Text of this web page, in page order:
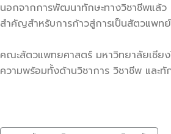
นอกจากการพัฒนาทักษะทางวิชาชีพแล้ว
สำคัญสำหรับการก้าวสู่การเป็นสัตวแพท
คณะสัตวแพทยศาสตร์ มหาวิทยาลัยเชีย
ความพร้อมทั้งด้านวิชาการ วิชาชีพ และ